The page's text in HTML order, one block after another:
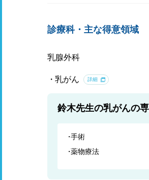
診療科・主な得意領域
乳腺外科
乳がん 詳細
鈴木先生の乳がんの
手術
薬物療法